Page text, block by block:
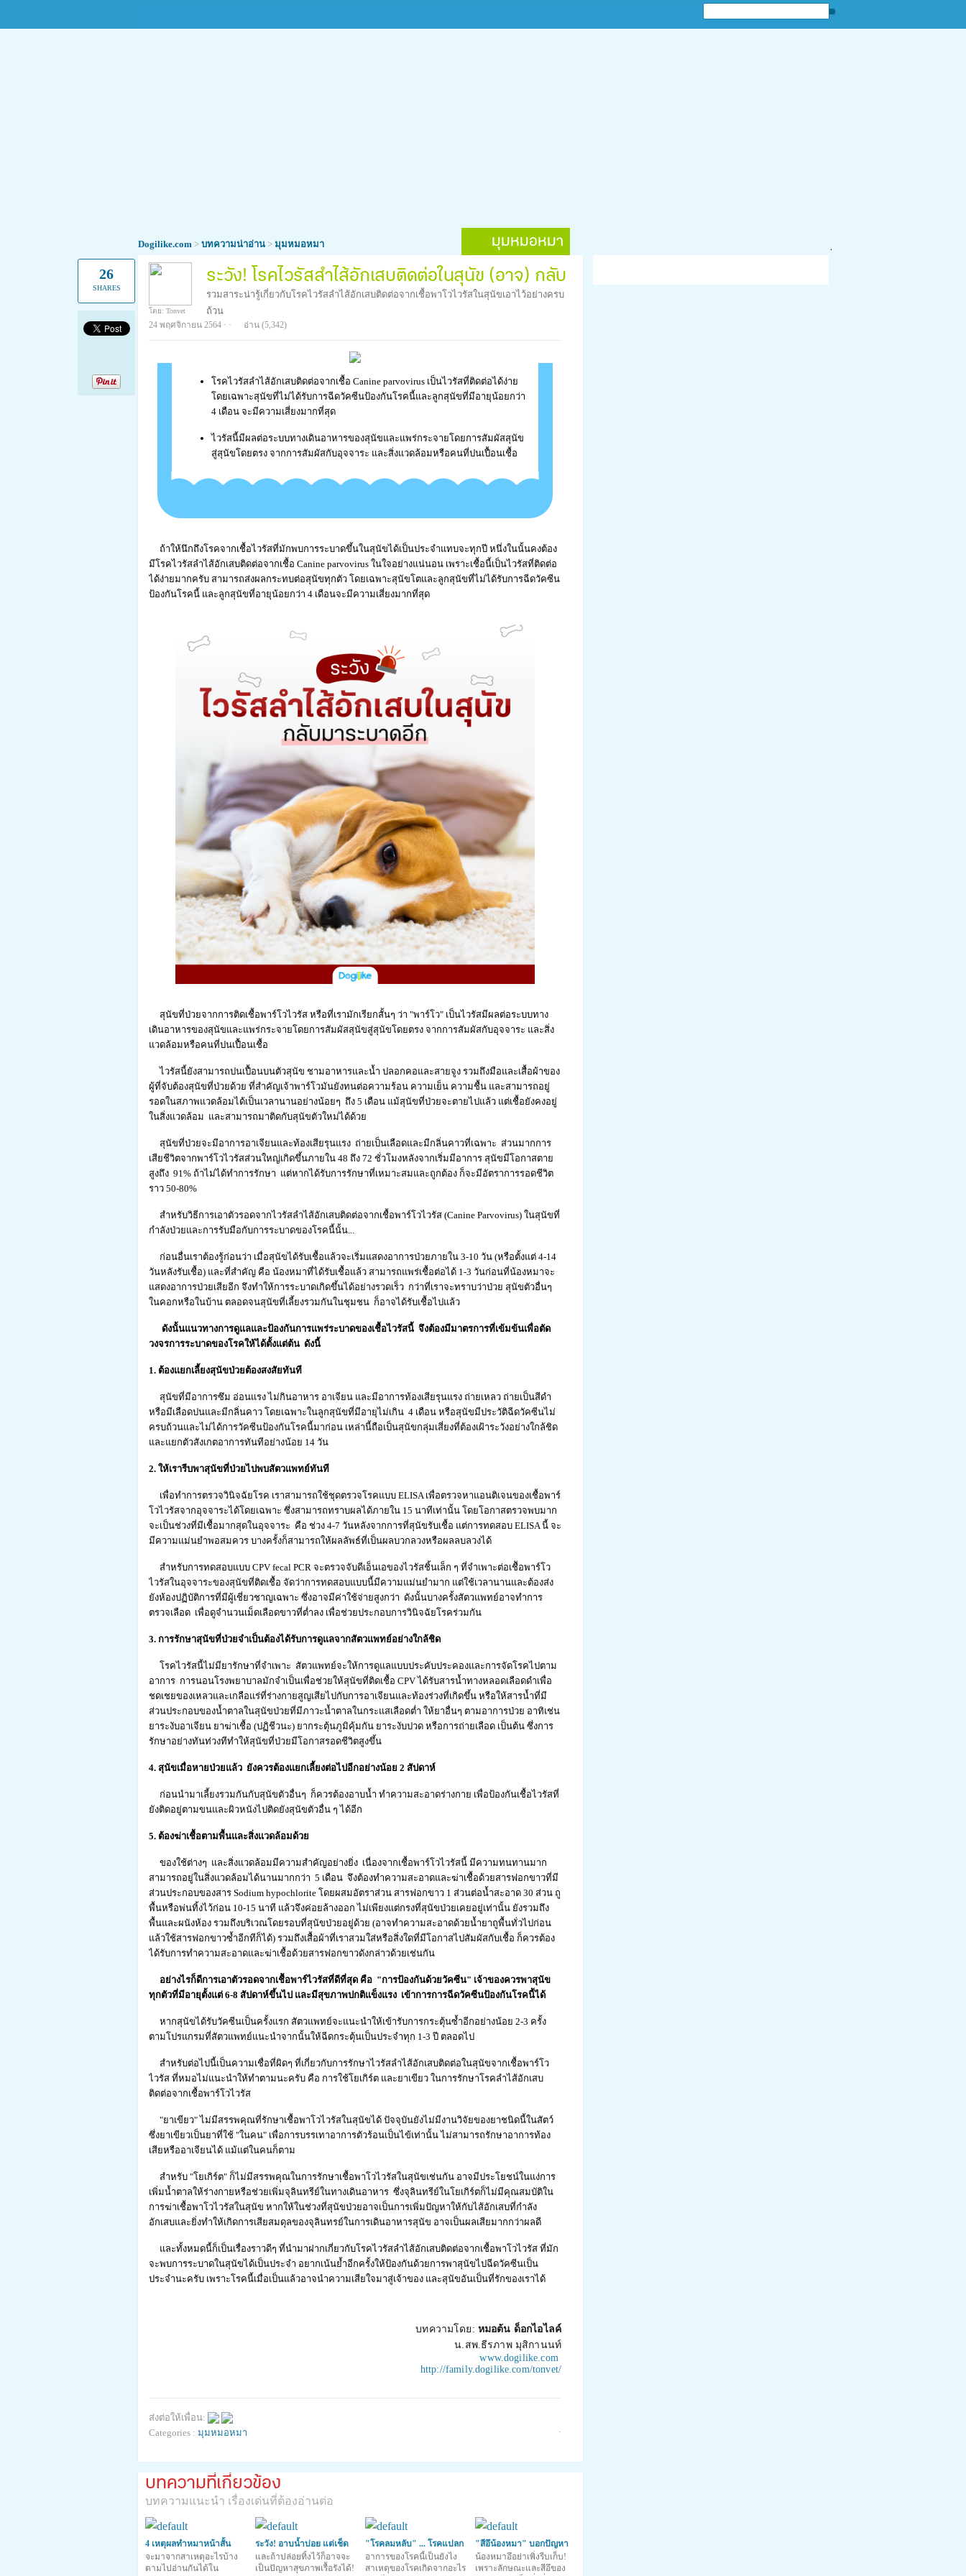
Dogilike.com> บทความน่าอ่าน> มุมหมอหมา มุมหมอหมา
โดย: Tonvet
ระวัง! โรคไวรัสสำไส้อักเสบติดต่อในสุนัข (อาจ) กลับ
มาระบาดอีก
รวมสาระน่ารู้เกี่ยวกับโรคไวรัสลำไส้อักเสบติดต่อจากเชื้อพาโวไวรัสในสุนัขเอาไว้อย่างครบ
ถ้วน
24 พฤศจิกายน 2564 · · อ่าน (5,342)
26
SHARES
โรคไวรัสลำไส้อักเสบติดต่อจากเชื้อ Canine parvovirus เป็นไวรัสที่ติดต่อได้ง่าย
โดยเฉพาะสุนัขที่ไม่ได้รับการฉีดวัคซีนป้องกันโรคนี้และลูกสุนัขที่มีอายุน้อยกว่า
4 เดือน จะมีความเสี่ยงมากที่สุด
ไวรัสนี้มีผลต่อระบบทางเดินอาหารของสุนัขและแพร่กระจายโดยการสัมผัสสุนัข
สู่สุนัขโดยตรง จากการสัมผัสกับอุจจาระ และสิ่งแวดล้อมหรือคนที่ปนเปื้อนเชื้อ
ถ้าให้นึกถึงโรคจากเชื้อไวรัสที่มักพบการระบาดขึ้นในสุนัขได้เป็นประจำแทบจะทุกปี หนึ่งในนั้นคงต้อง
มีโรคไวรัสลำไส้อักเสบติดต่อจากเชื้อ Canine parvovirus ในใจอย่างแน่นอน เพราะเชื้อนี้เป็นไวรัสที่ติดต่อ
ได้ง่ายมากครับ สามารถส่งผลกระทบต่อสุนัขทุกตัว โดยเฉพาะสุนัขโตและลูกสุนัขที่ไม่ได้รับการฉีดวัคซีน
ป้องกันโรคนี้ และลูกสุนัขที่อายุน้อยกว่า 4 เดือนจะมีความเสี่ยงมากที่สุด
สุนัขที่ป่วยจากการติดเชื้อพาร์โวไวรัส หรือที่เรามักเรียกสั้นๆ ว่า "พาร์โว" เป็นไวรัสมีผลต่อระบบทาง
เดินอาหารของสุนัขและแพร่กระจายโดยการสัมผัสสุนัขสู่สุนัขโดยตรง จากการสัมผัสกับอุจจาระ และสิ่ง
แวดล้อมหรือคนที่ปนเปื้อนเชื้อ
ไวรัสนี้ยังสามารถปนเปื้อนบนตัวสุนัข ชามอาหารและน้ำ ปลอกคอและสายจูง รวมถึงมือและเสื้อผ้าของ
ผู้ที่จับต้องสุนัขที่ป่วยด้วย ที่สำคัญเจ้าพาร์โวมันยังทนต่อความร้อน ความเย็น ความชื้น และสามารถอยู่
รอดในสภาพแวดล้อมได้เป็นเวลานานอย่างน้อยๆ ถึง 5 เดือน แม้สุนัขที่ป่วยจะตายไปแล้ว แต่เชื้อยังคงอยู่
ในสิ่งแวดล้อม และสามารถมาติดกับสุนัขตัวใหม่ได้ด้วย
สุนัขที่ป่วยจะมีอาการอาเจียนและท้องเสียรุนแรง ถ่ายเป็นเลือดและมีกลิ่นคาวที่เฉพาะ ส่วนมากการ
เสียชีวิตจากพาร์โวไวรัสส่วนใหญ่เกิดขึ้นภายใน 48 ถึง 72 ชั่วโมงหลังจากเริ่มมีอาการ สุนัขมีโอกาสตาย
สูงถึง 91% ถ้าไม่ได้ทำการรักษา แต่หากได้รับการรักษาที่เหมาะสมและถูกต้อง ก็จะมีอัตราการรอดชีวิต
ราว 50-80%
สำหรับวิธีการเอาตัวรอดจากไวรัสลำไส้อักเสบติดต่อจากเชื้อพาร์โวไวรัส (Canine Parvovirus) ในสุนัขที่
กำลังป่วยและการรับมือกับการระบาดของโรคนี้นั้น...
ก่อนอื่นเราต้องรู้ก่อนว่า เมื่อสุนัขได้รับเชื้อแล้วจะเริ่มแสดงอาการป่วยภายใน 3-10 วัน (หรือตั้งแต่ 4-14
วันหลังรับเชื้อ) และที่สำคัญ คือ น้องหมาที่ได้รับเชื้อแล้ว สามารถแพร่เชื้อต่อได้ 1-3 วันก่อนที่น้องหมาจะ
แสดงอาการป่วยเสียอีก จึงทำให้การระบาดเกิดขึ้นได้อย่างรวดเร็ว กว่าที่เราจะทราบว่าป่วย สุนัขตัวอื่นๆ
ในคอกหรือในบ้าน ตลอดจนสุนัขที่เลี้ยงรวมกันในชุมชน ก็อาจได้รับเชื้อไปแล้ว
ดังนั้นแนวทางการดูแลและป้องกันการแพร่ระบาดของเชื้อไวรัสนี้ จึงต้องมีมาตรการที่เข้มข้นเพื่อตัด
วงจรการระบาดของโรคให้ได้ตั้งแต่ต้น ดังนี้
1. ต้องแยกเลี้ยงสุนัขป่วยต้องสงสัยทันที
สุนัขที่มีอาการซึม อ่อนแรง ไม่กินอาหาร อาเจียน และมีอาการท้องเสียรุนแรง ถ่ายเหลว ถ่ายเป็นสีดำ
หรือมีเลือดปนและมีกลิ่นคาว โดยเฉพาะในลูกสุนัขที่มีอายุไม่เกิน 4 เดือน หรือสุนัขมีประวัติฉีดวัคซีนไม่
ครบถ้วนและไม่ได้การวัคซีนป้องกันโรคนี้มาก่อน เหล่านี้ถือเป็นสุนัขกลุ่มเสี่ยงที่ต้องเฝ้าระวังอย่างใกล้ชิด
และแยกตัวสังเกตอาการทันทีอย่างน้อย 14 วัน
2. ให้เรารีบพาสุนัขที่ป่วยไปพบสัตวแพทย์ทันที
เพื่อทำการตรวจวินิจฉัยโรค เราสามารถใช้ชุดตรวจโรคแบบ ELISA เพื่อตรวจหาแอนติเจนของเชื้อพาร์
โวไวรัสจากอุจจาระได้โดยเฉพาะ ซึ่งสามารถทราบผลได้ภายใน 15 นาทีเท่านั้น โดยโอกาสตรวจพบมาก
จะเป็นช่วงที่มีเชื้อมากสุดในอุจจาระ คือ ช่วง 4-7 วันหลังจากการที่สุนัขรับเชื้อ แต่การทดสอบ ELISA นี้ จะ
มีความแม่นยำพอสมควร บางครั้งก็สามารถให้ผลลัพธ์ที่เป็นผลบวกลวงหรือผลลบลวงได้
สำหรับการทดสอบแบบ CPV fecal PCR จะตรวจจับดีเอ็นเอของไวรัสชิ้นเล็ก ๆ ที่จำเพาะต่อเชืัอพาร์โว
ไวรัสในอุจจาระของสุนัขที่ติดเชื้อ จัดว่าการทดสอบแบบนี้มีความแม่นยำมาก แต่ใช้เวลานานและต้องส่ง
ยังห้องปฏิบัติการที่มีผู้เชี่ยวชาญเฉพาะ ซึ่งอาจมีค่าใช้จ่ายสูงกว่า ดังนั้นบางครั้งสัตวแพทย์อาจทำการ
ตรวจเลือด เพื่อดูจำนวนเม็ดเลือดขาวที่ต่ำลง เพื่อช่วยประกอบการวินิจฉัยโรคร่วมกัน
3. การรักษาสุนัขที่ป่วยจำเป็นต้องได้รับการดูแลจากสัตวแพทย์อย่างใกล้ชิด
โรคไวรัสนี้ไม่มียารักษาที่จำเพาะ สัตวแพทย์จะให้การดูแลแบบประคับประคองและการจัดโรคไปตาม
อาการ การนอนโรงพยาบาลมักจำเป็นเพื่อช่วยให้สุนัขที่ติดเชื้อ CPV ได้รับสารน้ำทางหลอดเลือดดำเพื่อ
ชดเชยของเหลวและเกลือแร่ที่ร่างกายสูญเสียไปกับการอาเจียนและท้องร่วงที่เกิดขึ้น หรือให้สารน้ำที่มี
ส่วนประกอบของน้ำตาลในสุนัขป่วยที่มีภาวะน้ำตาลในกระแสเลือดต่ำ ให้ยาอื่นๆ ตามอาการป่วย อาทิเช่น
ยาระงับอาเจียน ยาฆ่าเชื้อ (ปฏิชีวนะ) ยากระตุ้นภูมิคุ้มกัน ยาระงับปวด หรือการถ่ายเลือด เป็นต้น ซึ่งการ
รักษาอย่างทันท่วงทีทำให้สุนัขที่ป่วยมีโอกาสรอดชีวิตสูงขึ้น
4. สุนัขเมื่อหายป่วยแล้ว ยังควรต้องแยกเลี้ยงต่อไปอีกอย่างน้อย 2 สัปดาห์
ก่อนนำมาเลี้ยงรวมกันกับสุนัขตัวอื่นๆ ก็ควรต้องอาบน้ำ ทำความสะอาดร่างกาย เพื่อป้องกันเชื้อไวรัสที่
ยังติดอยู่ตามขนและผิวหนังไปติดยังสุนัขตัวอื่น ๆ ได้อีก
5. ต้องฆ่าเชื้อตามพื้นและสิ่งแวดล้อมด้วย
ของใช้ต่างๆ และสิ่งแวดล้อมมีความสำคัญอย่างยิ่ง เนื่องจากเชื้อพาร์โวไวรัสนี้ มีความทนทานมาก
สามารถอยู่ในสิ่งแวดล้อมได้นานมากกว่า 5 เดือน จึงต้องทำความสะอาดและฆ่าเชื้อด้วยสารฟอกขาวที่มี
ส่วนประกอบของสาร Sodium hypochlorite โดยผสมอัตราส่วน สารฟอกขาว 1 ส่วนต่อน้ำสะอาด 30 ส่วน ถู
พื้นหรือพ่นทิ้งไว้ก่อน 10-15 นาที แล้วจึงค่อยล้างออก ไม่เพียงแต่กรงที่สุนัขป่วยเคยอยู่เท่านั้น ยังรวมถึง
พื้นและผนังห้อง รวมถึงบริเวณโดยรอบที่สุนัขป่วยอยู่ด้วย (อาจทำความสะอาดด้วยน้ำยาถูพื้นทั่วไปก่อน
แล้วใช้สารฟอกขาวซ้ำอีกทีก็ได้) รวมถึงเสื้อผ้าที่เราสวมใส่หรือสิ่งใดที่มีโอกาสไปสัมผัสกับเชื้อ ก็ควรต้อง
ได้รับการทำความสะอาดและฆ่าเชื้อด้วยสารฟอกขาวดังกล่าวด้วยเช่นกัน
อย่างไรก็ดีการเอาตัวรอดจากเชืัอพาร์ไวรัสที่ดีที่สุด คือ "การป้องกันด้วยวัคซีน" เจ้าของควรพาสุนัข
ทุกตัวที่มีอายุตั้งแต่ 6-8 สัปดาห์ขึ้นไป และมีสุขภาพปกติแข็งแรง เข้าการการฉีดวัคซีนป้องกันโรคนี้ได้
หากสุนัขได้รับวัคซีนเป็นครั้งแรก สัตวแพทย์จะแนะนำให้เข้ารับการกระตุ้นซ้ำอีกอย่างน้อย 2-3 ครั้ง
ตามโปรแกรมที่สัตวแพทย์แนะนำจากนั้นให้ฉีดกระตุ้นเป็นประจำทุก 1-3 ปี ตลอดไป
สำหรับต่อไปนี้เป็นความเชื่อที่ผิดๆ ที่เกี่ยวกับการรักษาไวรัสลำไส้อักเสบติดต่อในสุนัขจากเชื้อพาร์โว
ไวรัส ที่หมอไม่แนะนำให้ทำตามนะครับ คือ การใช้โยเกิร์ต และยาเขียว ในการรักษาโรคลำไส้อักเสบ
ติดต่อจากเชื้อพาร์โวไวรัส
"ยาเขียว" ไม่มีสรรพคุณที่รักษาเชื้อพาโวไวรัสในสุนัขได้ ปัจจุบันยังไม่มีงานวิจัยของยาชนิดนี้ในสัตว์
ซึ่งยาเขียวเป็นยาที่ใช้ "ในคน" เพื่อการบรรเทาอาการตัวร้อนเป็นไข้เท่านั้น ไม่สามารถรักษาอาการท้อง
เสียหรืออาเจียนได้ แม้แต่ในคนก็ตาม
สำหรับ "โยเกิร์ต" ก็ไม่มีสรรพคุณในการรักษาเชื้อพาโวไวรัสในสุนัขเช่นกัน อาจมีประโยชน์ในแง่การ
เพิ่มน้ำตาลให้ร่างกายหรือช่วยเพิ่มจุลินทรีย์ในทางเดินอาหาร ซึ่งจุลินทรีย์ในโยเกิร์ตก็ไม่มีคุณสมบัติใน
การฆ่าเชื้อพาโวไวรัสในสุนัข หากให้ในช่วงที่สุนัขป่วยอาจเป็นการเพิ่มปัญหาให้กับไส้อักเสบที่กำลัง
อักเสบและยิ่งทำให้เกิดการเสียสมดุลของจุลินทรย์ในการเดินอาหารสุนัข อาจเป็นผลเสียมากกว่าผลดี
และทั้งหมดนี้ก็เป็นเรื่องราวดีๆ ที่นำมาฝากเกี่ยวกับโรคไวรัสลำไส้อักเสบติดต่อจากเชื้อพาโวไวรัส ที่มัก
จะพบการระบาดในสุนัขได้เป็นประจำ อยากเน้นย้ำอีกครั้งให้ป้องกันด้วยการพาสุนัขไปฉีดวัคซีนเป็น
ประจำนะครับ เพราะโรคนี้เมื่อเป็นแล้วอาจนำความเสียใจมาสู่เจ้าของ และสุนัขอันเป็นที่รักของเราได้
บทความโดย: หมอต้น ด็อกไอไลค์
น.สพ.ธีรภาพ มุสิกานนท์
www.dogilike.com
http://family.dogilike.com/tonvet/
ส่งต่อให้เพื่อน:
Categories : มุมหมอหมา ·
บทความที่เกี่ยวข้อง
บทความแนะนำ เรื่องเด่นที่ต้องอ่านต่อ
4 เหตุผลทำหมาหน้าสั้น
ป่วยโรคตาง่าย
จะมาจากสาเหตุอะไรบ้าง
ตามไปอ่านกันได้ใน
ระวัง! อาบน้ำบ่อย แต่เช็ด
ขนไม่แห้งจะเป็น
และถ้าปล่อยทิ้งไว้ก็อาจจะ
เป็นปัญหาสุขภาพเรื้อรังได้!
"โรคลมหลับ" ... โรคแปลก
ทำหมาหลับไม่รู้ตั
อาการของโรคนี้เป็นยังไง
สาเหตุของโรคเกิดจากอะไร
"สีอึน้องหมา" บอกปัญหา
สุขภาพ
น้องหมาอึอย่าเพิ่งรีบเก็บ!
เพราะลักษณะและสีอึของ